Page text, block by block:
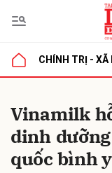
CHÍNH TRỊ - XÃ
Vinamilk
dinh
quốc bình
luận